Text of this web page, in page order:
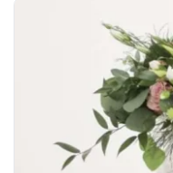
trở nên tươi mới và